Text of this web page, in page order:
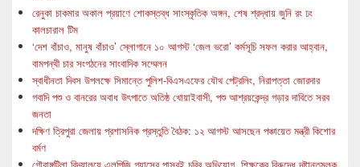
রেনুকা চাকমার অকাল প্রয়াণে শোকস্তব্ধ সাংস্কৃতিক অঙ্গন, শেষ শ্রদ্ধায় জুনি রং ঢং
কালচারাল টিম
‘দেশ বাঁচাও, মানুষ বাঁচাও’ স্লোগানে ১০ আগস্ট ‘জেল ভরো’ কর্মসূচি সফল করার আহ্বান,
বামপন্থী চার সংগঠনের সাংবাদিক সম্মেলন
স্বাধীনতা দিবস উপলক্ষে সিমান্তে পুলিশ-বিএসএফের যৌথ পেট্রলিং, নিরাপত্তা জোরদার
গবাদি পশু ও বানরের অবাধ উৎপাতে অতিষ্ঠ খোয়াইবাসী, পশু আশ্রয়কেন্দ্র গড়ার দাবিতে সরব
জনতা
দক্ষিণ ত্রিপুরা জেলায় প্রশাসনিক প্রস্তুতি বৈঠক: ১২ আগস্ট আসছেন পঞ্চায়েত মন্ত্রী কিশোর
বর্মণ